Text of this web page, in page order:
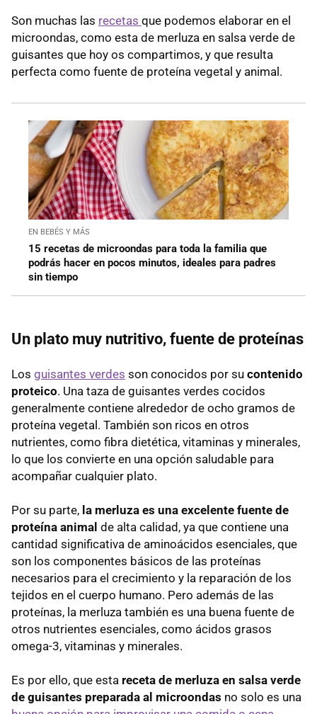
Son muchas las recetas que podemos elaborar en el
microondas, como esta de merluza en salsa verde de
guisantes que hoy os compartimos, y que resulta
perfecta como fuente de proteína vegetal y animal.
EN BEBÉS Y MÁS
15 recetas de microondas para toda la familia que
podrás hacer en pocos minutos, ideales para padres
sin tiempo
Un plato muy nutritivo, fuente de proteínas
Los guisantes verdes son conocidos por su contenido
proteico. Una taza de guisantes verdes cocidos
generalmente contiene alrededor de ocho gramos de
proteína vegetal. También son ricos en otros
nutrientes, como fibra dietética, vitaminas y minerales,
lo que los convierte en una opción saludable para
acompañar cualquier plato.
Por su parte, la merluza es una excelente fuente de
proteína animal de alta calidad, ya que contiene una
cantidad significativa de aminoácidos esenciales, que
son los componentes básicos de las proteínas
necesarios para el crecimiento y la reparación de los
tejidos en el cuerpo humano. Pero además de las
proteínas, la merluza también es una buena fuente de
otros nutrientes esenciales, como ácidos grasos
omega-3, vitaminas y minerales.
Es por ello, que esta receta de merluza en salsa verde
de guisantes preparada al microondas no solo es una